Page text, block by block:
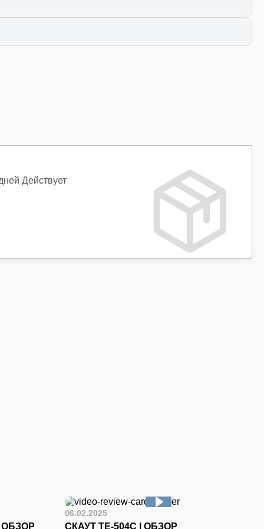
Действует
ОБЗОР
06.02.2025
СКАУТ ТЕ-504С | ОБЗОР